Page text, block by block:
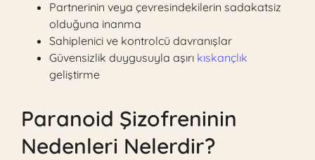
Partnerinin veya çevresindekilerin sadakatsiz
olduğuna inanma
Sahiplenici ve kontrolcü davranışlar
Güvensizlik duygusuyla aşırı kıskançlık
geliştirme
Paranoid Şizofreninin
Nedenleri Nelerdir?